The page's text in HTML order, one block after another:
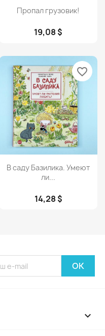
Просмотр
Пропал грузовик!
19,08 $
Просмотр
В саду Базилика. Умеют
ли...
14,28 $
favorite_border
